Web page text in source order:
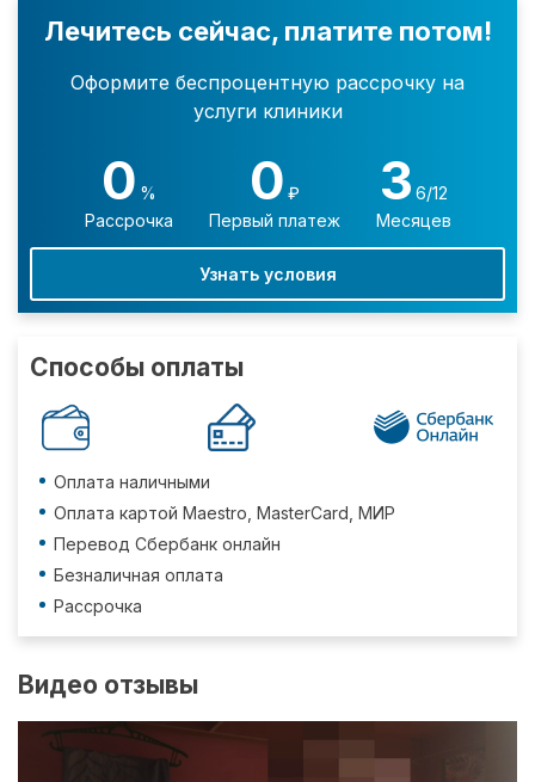
Лечитесь сейчас, платите потом!
Оформите беспроцентную рассрочку на
услуги клиники
0 %
Рассрочка
0 ₽
Первый платеж
3 6/12
Месяцев
Узнать условия
Способы оплаты
Оплата наличными
Оплата картой Maestro, MasterCard, МИР
Перевод Сбербанк онлайн
Безналичная оплата
Рассрочка
Видео отзывы